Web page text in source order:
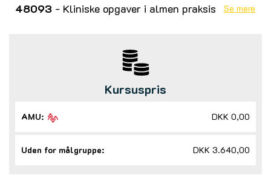
48093 - Kliniske opgaver i almen praksis Se mere
Kursuspris
AMU: DKK 0,00
Uden for målgruppe: DKK 3.640,00